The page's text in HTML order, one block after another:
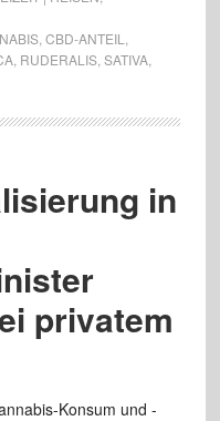
, CBD-ANTEIL
, RUDERALIS, SATIVA,
in
privatem
Konsum und -